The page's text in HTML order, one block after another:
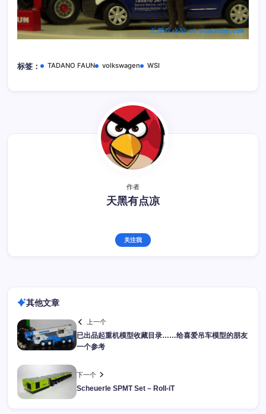
标签： TADANO FAUN volkswagen WSI
作者
天黑有点凉
关注我
其他文章
上一个
已出品起重机模型收藏目录……给喜爱吊车模型的朋友
一个参考
下一个
Scheuerle SPMT Set – Roll-iT